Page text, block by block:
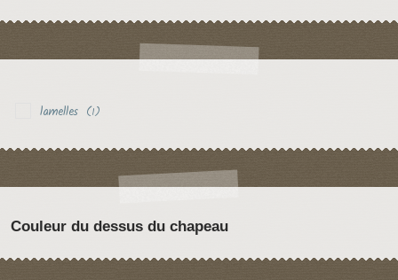
lamelles (1)
Couleur du dessus du chapeau